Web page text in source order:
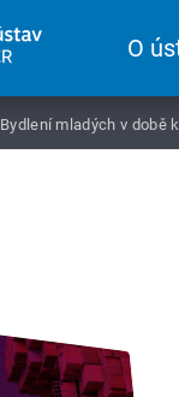
O
Bydlení mladých v době